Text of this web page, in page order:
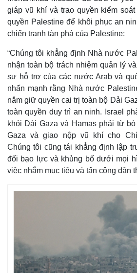
giáp vũ khí và trao quyền kiểm
quyền Palestine để khôi phục an
chiến tranh tàn phá của Palestine:
“Chúng tôi khẳng định Nhà nước
nhận toàn bộ trách nhiệm quản lý
sự hỗ trợ của các nước Arab và
nhấn mạnh rằng Nhà nước
nắm giữ quyền cai trị toàn bộ Dải
toàn quyền duy trì an ninh. Israel
khỏi Dải Gaza và Hamas phải từ
Gaza và giao nộp vũ khí cho
Chúng tôi cũng tái khẳng định lập
đối bạo lực và khủng bố dưới mọi
việc nhắm mục tiêu và tấn công dân